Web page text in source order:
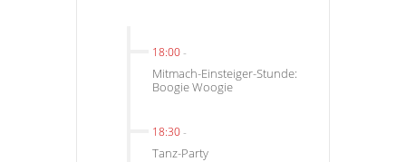
18:00-
Mitmach-Einsteiger-Stunde:
Boogie Woogie
18:30-
Tanz-Party